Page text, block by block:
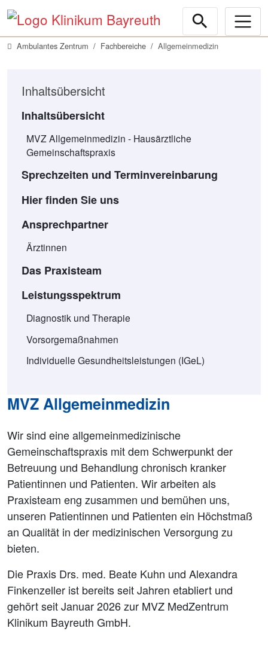
Gruppenfoto: Neun Frauen stehen nebeneinander
Ambulantes Zentrum Fachbereiche Allgemeinmedizin
Inhaltsübersicht
Inhaltsübersicht
MVZ Allgemeinmedizin - Hausärztliche
Gemeinschaftspraxis
Sprechzeiten und Terminvereinbarung
Hier finden Sie uns
Ansprechpartner
Ärztinnen
Das Praxisteam
Leistungsspektrum
Diagnostik und Therapie
Vorsorgemaßnahmen
Individuelle Gesundheitsleistungen (IGeL)
MVZ Allgemeinmedizin
Wir sind eine allgemeinmedizinische
Gemeinschaftspraxis mit dem Schwerpunkt der
Betreuung und Behandlung chronisch kranker
Patientinnen und Patienten. Wir arbeiten als
Praxisteam eng zusammen und bemühen uns,
unseren Patientinnen und Patienten ein Höchstmaß
an Qualität in der medizinischen Versorgung zu
bieten.
Die Praxis Drs. med. Beate Kuhn und Alexandra
Finkenzeller ist bereits seit Jahren etabliert und
gehört seit Januar 2026 zur MVZ MedZentrum
Klinikum Bayreuth GmbH.